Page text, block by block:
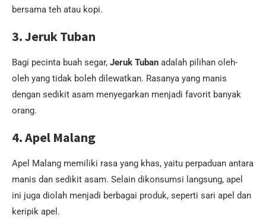
bersama teh atau kopi.
3. Jeruk Tuban
Bagi pecinta buah segar, Jeruk Tuban adalah pilihan oleh-
oleh yang tidak boleh dilewatkan. Rasanya yang manis
dengan sedikit asam menyegarkan menjadi favorit banyak
orang.
4. Apel Malang
Apel Malang memiliki rasa yang khas, yaitu perpaduan antara
manis dan sedikit asam. Selain dikonsumsi langsung, apel
ini juga diolah menjadi berbagai produk, seperti sari apel dan
keripik apel.